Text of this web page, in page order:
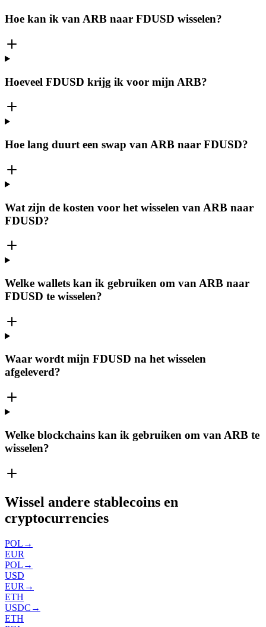
Hoe kan ik van ARB naar FDUSD wisselen?
Hoeveel FDUSD krijg ik voor mijn ARB?
Hoe lang duurt een swap van ARB naar FDUSD?
Wat zijn de kosten voor het wisselen van ARB naar
FDUSD?
Welke wallets kan ik gebruiken om van ARB naar
FDUSD te wisselen?
Waar wordt mijn FDUSD na het wisselen
afgeleverd?
Welke blockchains kan ik gebruiken om van ARB te
wisselen?
Wissel andere stablecoins en
cryptocurrencies
POL →
EUR
POL →
USD
EUR →
ETH
USDC →
ETH